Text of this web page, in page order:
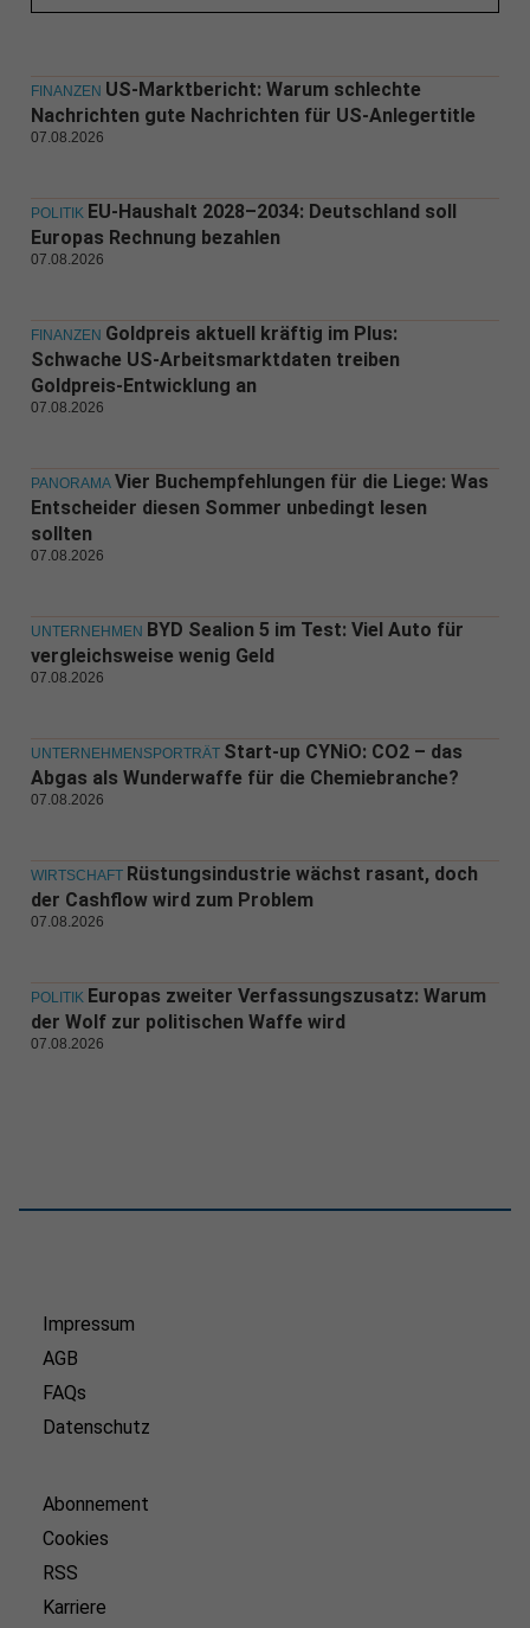
FINANZEN US-Marktbericht: Warum schlechte
Nachrichten gute Nachrichten für US-Anlegertitle
07.08.2026
POLITIK EU-Haushalt 2028–2034: Deutschland soll
Europas Rechnung bezahlen
07.08.2026
FINANZEN Goldpreis aktuell kräftig im Plus:
Schwache US-Arbeitsmarktdaten treiben
Goldpreis-Entwicklung an
07.08.2026
PANORAMA Vier Buchempfehlungen für die Liege: Was
Entscheider diesen Sommer unbedingt lesen
sollten
07.08.2026
UNTERNEHMEN BYD Sealion 5 im Test: Viel Auto für
vergleichsweise wenig Geld
07.08.2026
UNTERNEHMENSPORTRÄT Start-up CYNiO: CO2 – das
Abgas als Wunderwaffe für die Chemiebranche?
07.08.2026
WIRTSCHAFT Rüstungsindustrie wächst rasant, doch
der Cashflow wird zum Problem
07.08.2026
POLITIK Europas zweiter Verfassungszusatz: Warum
der Wolf zur politischen Waffe wird
07.08.2026
Impressum
AGB
FAQs
Datenschutz
Abonnement
Cookies
RSS
Karriere